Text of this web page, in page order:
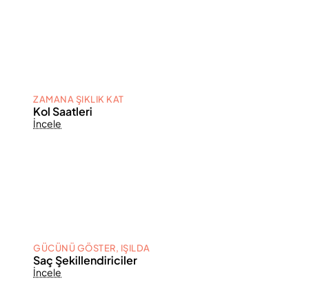
ZAMANA ŞIKLIK KAT
Kol Saatleri
İncele
GÜCÜNÜ GÖSTER, IŞILDA
Saç Şekillendiriciler
İncele